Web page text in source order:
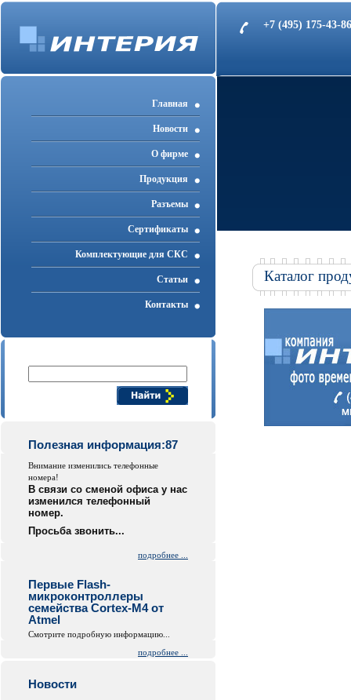
+7 (495) 175-43-
Главная
Новости
О фирме
Продукция
Разъемы
Cертификаты
Комплектующие для СКС
Статьи
Контакты
Полезная информация:87
Внимание изменились телефонные
номера!
В связи со сменой офиса у нас
изменился телефонный
номер.
Просьба звонить...
подробнее ...
Первые Flash-
микроконтроллеры
семейства Cortex-M4 от
Atmel
Смотрите подробную информацию...
подробнее ...
Новости
Каталог